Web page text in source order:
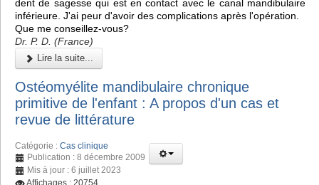
dent de sagesse qui est en contact avec le canal mandibulaire
inférieure. J'ai peur d'avoir des complications après l'opération.
Que me conseillez-vous?
Dr. P. D. (France)
Lire la suite...
Ostéomyélite mandibulaire chronique
primitive de l'enfant : A propos d'un cas et
revue de littérature
Catégorie : Cas clinique
Publication : 8 décembre 2009
Mis à jour : 6 juillet 2023
Affichages : 20754